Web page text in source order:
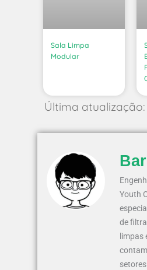
Sala Limpa
Modular
Última
Youth
de
limpas